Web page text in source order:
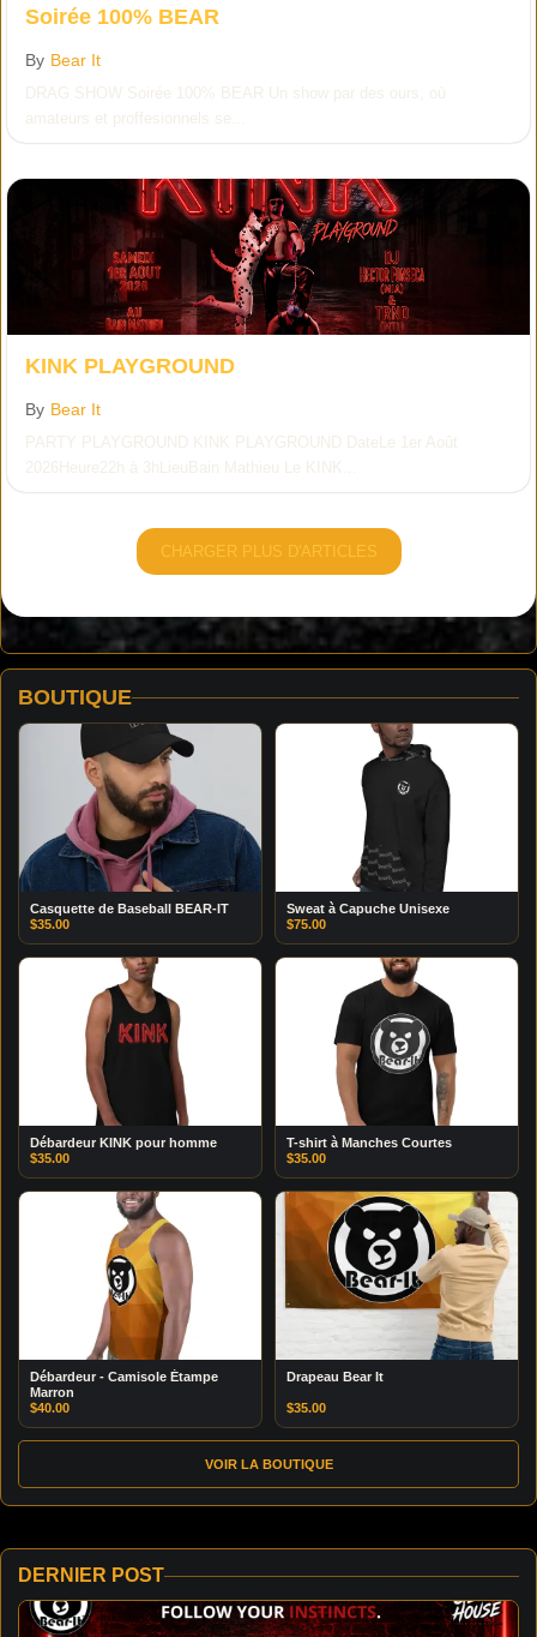
Soirée 100% BEAR
By Bear It
DRAG SHOW Soirée 100% BEAR Un show par des ours, où
amateurs et proffesionnels se...
KINK PLAYGROUND
By Bear It
PARTY PLAYGROUND KINK PLAYGROUND DateLe 1er Août
2026Heure22h à 3hLieuBain Mathieu Le KINK...
CHARGER PLUS D'ARTICLES
BOUTIQUE
Casquette de Baseball BEAR-IT
$35.00
Sweat à Capuche Unisexe
$75.00
Débardeur KINK pour homme
$35.00
T-shirt à Manches Courtes
$35.00
Débardeur - Camisole Étampe
Marron
$40.00
Drapeau Bear It
$35.00
VOIR LA BOUTIQUE
DERNIER POST